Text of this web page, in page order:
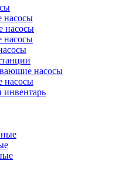
насосы
насосы
насосы
насосы
насосы